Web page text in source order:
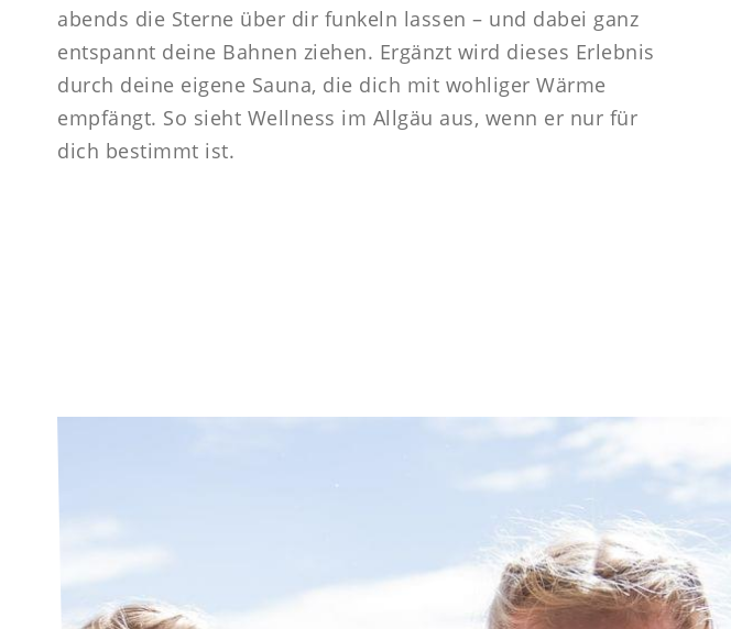
abends die Sterne über dir funkeln lassen – und dabei ganz
entspannt deine Bahnen ziehen. Ergänzt wird dieses Erlebnis
durch deine eigene Sauna, die dich mit wohliger Wärme
empfängt. So sieht Wellness im Allgäu aus, wenn er nur für
dich bestimmt ist.